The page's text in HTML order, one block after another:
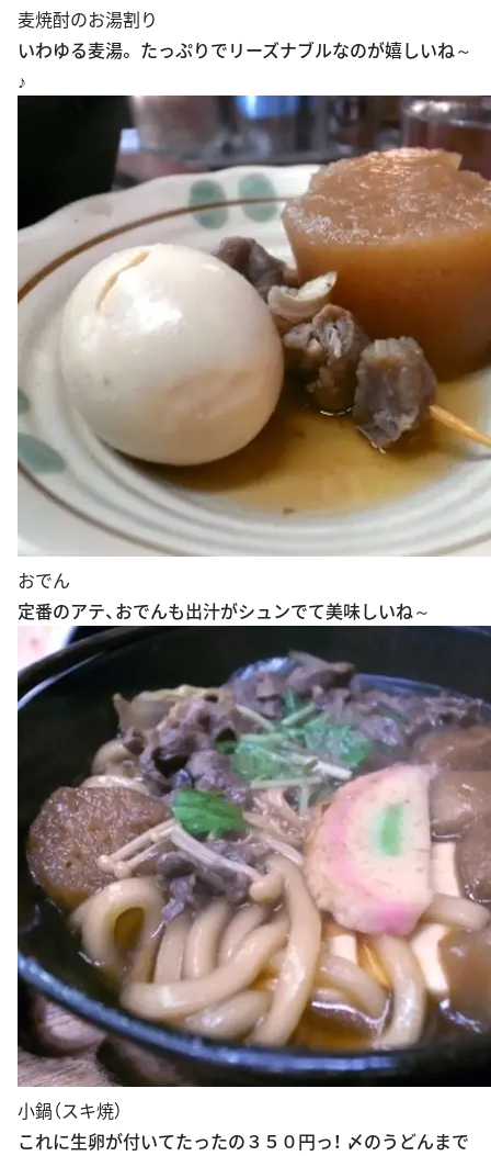
麦焼酎のお湯割り
いわゆる麦湯。 たっぷりでリーズナブルなのが嬉しいね～
♪
おでん
定番のアテ、おでんも出汁がシュンでて美味しいね～
小鍋（スキ焼）
これに生卵が付いてたったの３５０円っ！ 〆のうどんまで